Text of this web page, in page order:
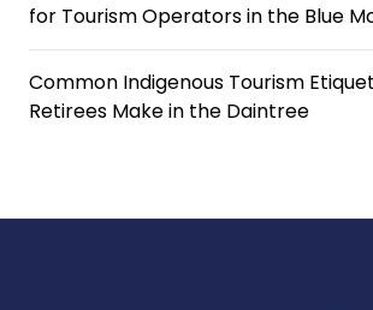
for Tourism Operators in the Blue
Common Indigenous Tourism
Retirees Make in the Daintree